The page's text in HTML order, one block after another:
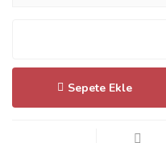
Sepete Ekle